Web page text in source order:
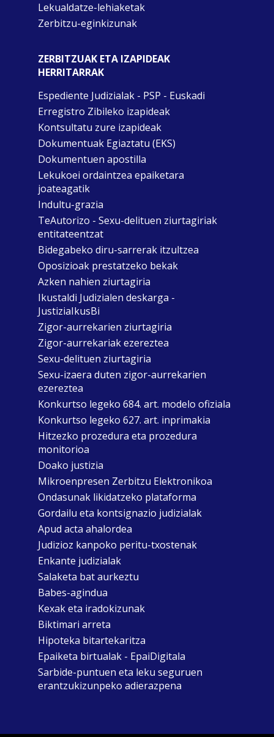
Lekualdatze-lehiaketak
Zerbitzu-eginkizunak
ZERBITZUAK ETA IZAPIDEAK
HERRITARRAK
Espediente Judizialak - PSP - Euskadi
Erregistro Zibileko izapideak
Kontsultatu zure izapideak
Dokumentuak Egiaztatu (EKS)
Dokumentuen apostilla
Lekukoei ordaintzea epaiketara
joateagatik
Indultu-grazia
TeAutorizo - Sexu-delituen ziurtagiriak
entitateentzat
Bidegabeko diru-sarrerak itzultzea
Oposizioak prestatzeko bekak
Azken nahien ziurtagiria
Ikustaldi Judizialen deskarga -
JustiziaIkusBi
Zigor-aurrekarien ziurtagiria
Zigor-aurrekariak ezereztea
Sexu-delituen ziurtagiria
Sexu-izaera duten zigor-aurrekarien
ezereztea
Konkurtso legeko 684. art. modelo ofiziala
Konkurtso legeko 627. art. inprimakia
Hitzezko prozedura eta prozedura
monitorioa
Doako justizia
Mikroenpresen Zerbitzu Elektronikoa
Ondasunak likidatzeko plataforma
Gordailu eta kontsignazio judizialak
Apud acta ahalordea
Judizioz kanpoko peritu-txostenak
Enkante judizialak
Salaketa bat aurkeztu
Babes-agindua
Kexak eta iradokizunak
Biktimari arreta
Hipoteka bitartekaritza
Epaiketa birtualak - EpaiDigitala
Sarbide-puntuen eta leku seguruen
erantzukizunpeko adierazpena